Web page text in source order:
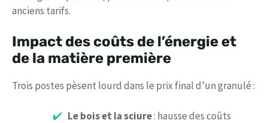
anciens tarifs.
Impact des coûts de l’énergie et
de la matière première
Trois postes pèsent lourd dans le prix final d’un granulé :
Le bois et la sciure: hausse des coûts